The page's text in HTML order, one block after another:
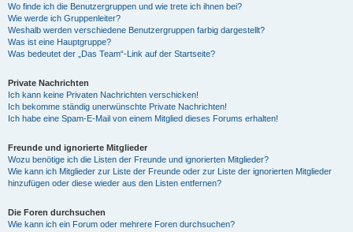
Wo finde ich die Benutzergruppen und wie trete ich ihnen bei?
Wie werde ich Gruppenleiter?
Weshalb werden verschiedene Benutzergruppen farbig dargestellt?
Was ist eine Hauptgruppe?
Was bedeutet der „Das Team“-Link auf der Startseite?
Private Nachrichten
Ich kann keine Privaten Nachrichten verschicken!
Ich bekomme ständig unerwünschte Private Nachrichten!
Ich habe eine Spam-E-Mail von einem Mitglied dieses Forums erhalten!
Freunde und ignorierte Mitglieder
Wozu benötige ich die Listen der Freunde und ignorierten Mitglieder?
Wie kann ich Mitglieder zur Liste der Freunde oder zur Liste der ignorierten Mitglieder
hinzufügen oder diese wieder aus den Listen entfernen?
Die Foren durchsuchen
Wie kann ich ein Forum oder mehrere Foren durchsuchen?